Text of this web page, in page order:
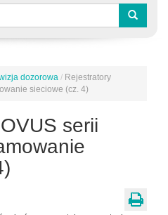
dozorowa / Rejestratory
sieciowe (cz. 4)
serii